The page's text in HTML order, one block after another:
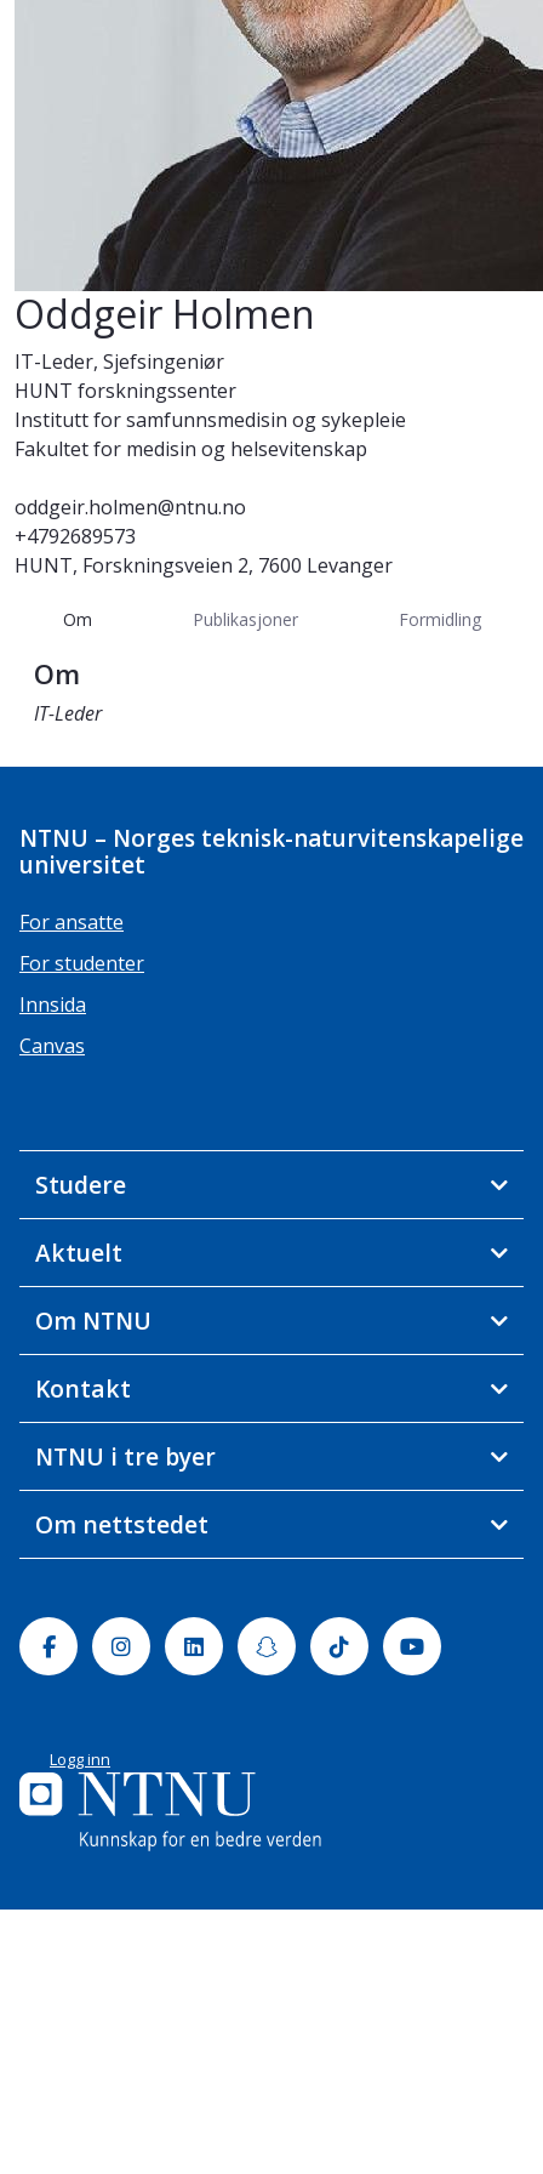
Oddgeir Holmen
IT-Leder, Sjefsingeniør
HUNT forskningssenter
Institutt for samfunnsmedisin og sykepleie
Fakultet for medisin og helsevitenskap
oddgeir.holmen@ntnu.no
+4792689573
HUNT, Forskningsveien 2, 7600 Levanger
Om Publikasjoner Formidling
Om
IT-Leder
NTNU – Norges teknisk-naturvitenskapelige
universitet
For ansatte
For studenter
Innsida
Canvas
Studere
Aktuelt
Om NTNU
Kontakt
NTNU i tre byer
Om nettstedet
FacebookInstagramLinkedinSnapchatTiktok Youtube
Logg inn